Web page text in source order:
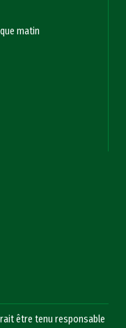
matin
être tenu responsable